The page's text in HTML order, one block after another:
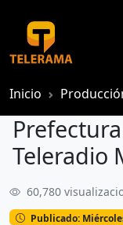
Inicio
Teleradio
60,780
Publicado: